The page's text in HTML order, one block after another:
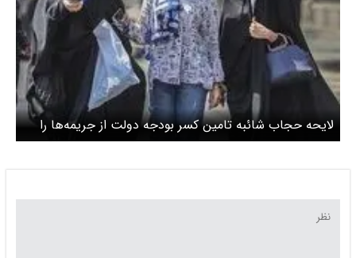
لایحه حجاب شائبه تامین کسر بودجه دولت از جریمه‌ها را
ایجاد می کند / این شیوه چالش‌های دیگری ایجاد خواهد